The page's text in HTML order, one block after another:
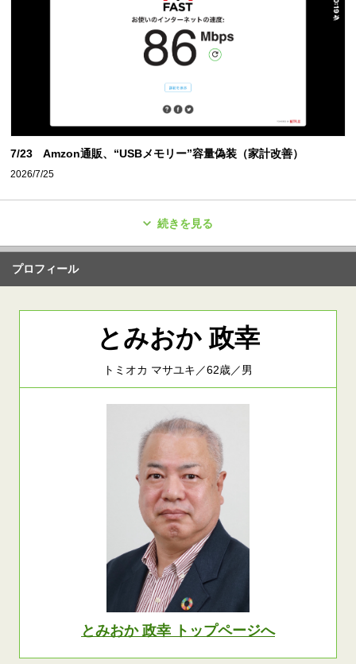
7/23 Amzon通販、“USBメモリー”容量偽装（家計改善）
2026/7/25
続きを見る
プロフィール
とみおか 政幸
トミオカ マサユキ／62歳／男
とみおか 政幸 トップページへ